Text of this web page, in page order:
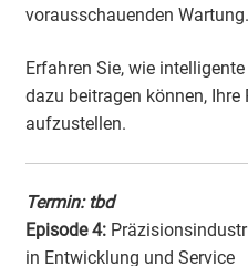
vorausschauenden Wartung.
Erfahren Sie, wie
dazu beitragen können,
aufzustellen.
Termin: tbd
Episode 4:
in Entwicklung und Service